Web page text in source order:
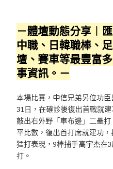
－體壇動態分享︱
中職、日韓職棒、
壇、賽車等最豐富
事資訊。－
本場比賽，中信兄弟另位功
31日，在確診後復出首戰就
敲出右外野「車布邊」二壘
平比數，復出首打席就建功
猛打表現，9棒捕手高宇杰在
打。